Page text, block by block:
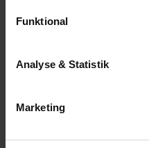
gewährleisten.
Für die Darstellung
und Inhalte aufgrund
Zwecke zur Analyse und
Informationen. Diese
Funktional
Analyse & Statistik
Marketing